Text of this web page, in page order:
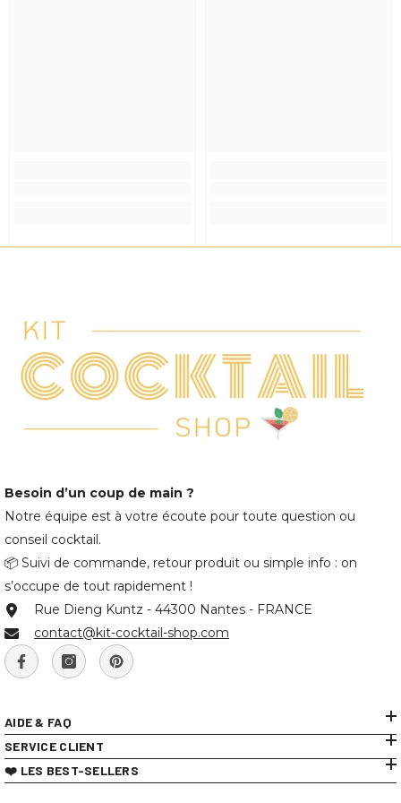
Besoin d’un coup de main ?
Notre équipe est à votre écoute pour toute question ou
conseil cocktail.
📦 Suivi de commande, retour produit ou simple info : on
s’occupe de tout rapidement !
Rue Dieng Kuntz - 44300 Nantes - FRANCE
contact@kit-cocktail-shop.com
AIDE & FAQ
SERVICE CLIENT
❤️ LES BEST-SELLERS